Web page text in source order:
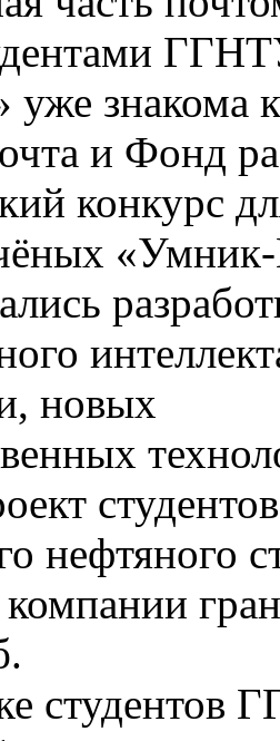
уже знакома
и Фонд
конкурс
«Умник-
новых
студентов
нефтяного
студентов